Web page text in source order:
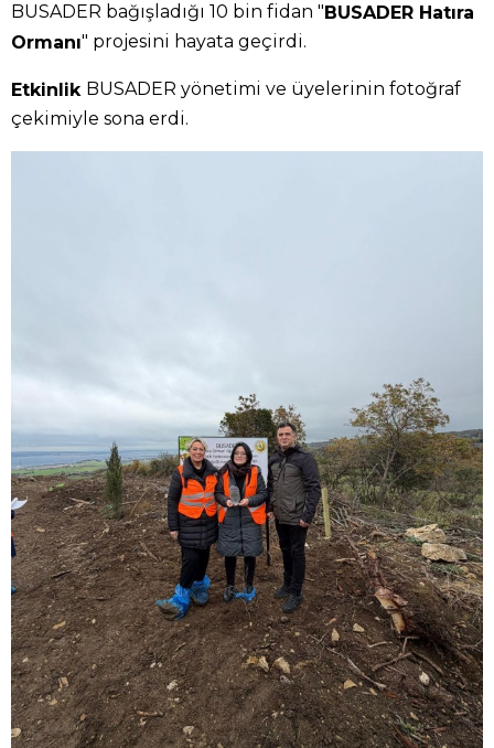
BUSADER bağışladığı 10 bin fidan " BUSADER Hatıra
Ormanı" projesini hayata geçirdi.
Etkinlik BUSADER yönetimi ve üyelerinin fotoğraf
çekimiyle sona erdi.